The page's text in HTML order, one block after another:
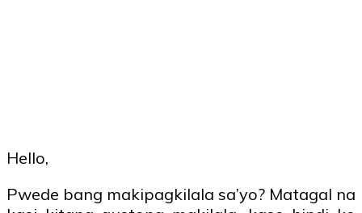
Hello,
Pwede bang makipagkilala sa’yo? Matagal na